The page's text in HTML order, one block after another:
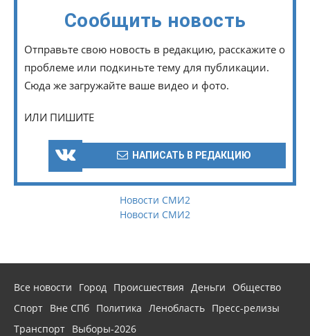
Сообщить новость
Отправьте свою новость в редакцию, расскажите о
проблеме или подкиньте тему для публикации.
Сюда же загружайте ваше видео и фото.
ИЛИ ПИШИТЕ
НАПИСАТЬ В РЕДАКЦИЮ
Новости СМИ2
Новости СМИ2
Все новости Город Происшествия Деньги
Общество
Спорт Вне СПб Политика Ленобласть Пресс-релизы
Транспорт Выборы-2026